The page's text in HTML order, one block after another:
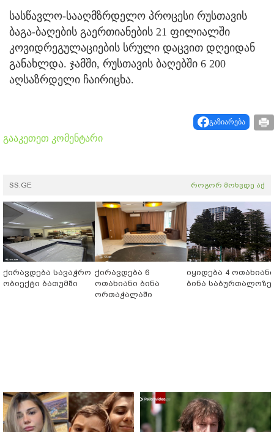
სასწავლო-სააღმზრდელო პროცესი რუსთავის
ბაგა-ბაღების გაერთიანების 21 ფილიალში
კოვიდრეგულაციების სრული დაცვით დღეიდან
განახლდა. ჯამში, რუსთავის ბაღებში 6 200
აღსაზრდელი ჩაირიცხა.
გაზიარება
გააკეთეთ კომენტარი
SS.GE როგორ მოხვდე აქ
ქირავდება სავაჭრო
ობიექტი ბათუმში
ქირავდება 6
ოთახიანი ბინა
ორთაჭალაში
იყიდება 4 ოთახიანი
ბინა საბურთალოზე